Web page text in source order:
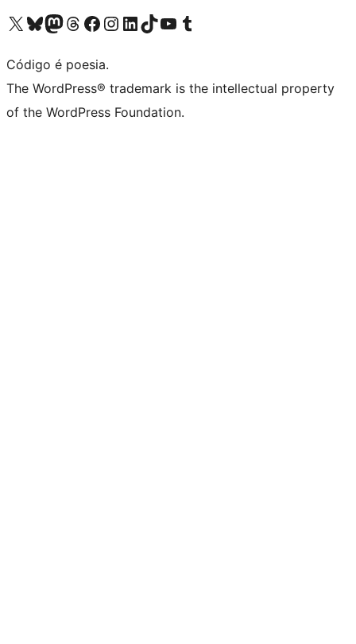
Acessar nossa conta do X (antigo Twitter)
Acessar nossa conta do Bluesky
Acessar nossa conta do Mastodon
Acessar nossa conta do Threads
Acessar nossa página do Facebook
Acessar nossa conta do Instagram
Acessar nossa conta do LinkedIn
Acessar nossa conta do TikTok
Acessar nosso canal do YouTube
Acessar nossa conta no Tumblr
Código é poesia.
The WordPress® trademark is the intellectual property
of the WordPress Foundation.